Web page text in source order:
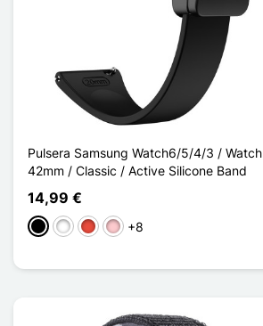
Pulsera Samsung Watch6/5/4/3 / Watch
42mm / Classic / Active Silicone Band
14,99 €
NegroBlancoRojoRosa+8